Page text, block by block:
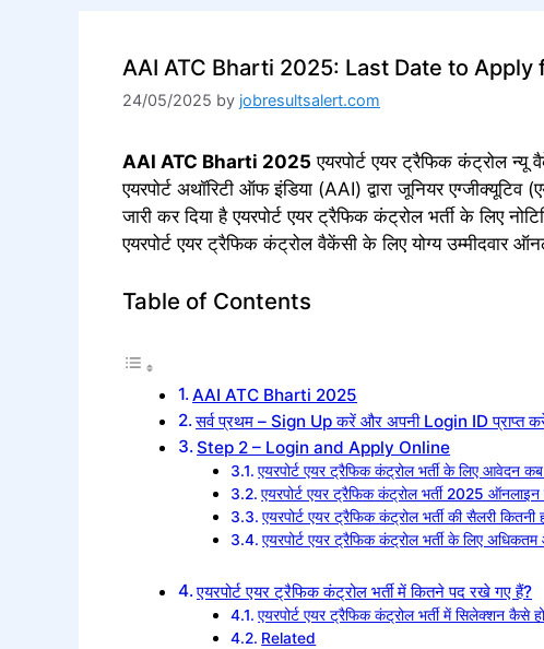
AAI ATC Bharti 2025: Last Date to
24/05/2025 by jobresultsalert.com
AAI ATC Bharti 2025 एयरपोर्ट एयर ट्रैफिक कंट्रोल न्यू
एयरपोर्ट अथॉरिटी ऑफ इंडिया (AAI) द्वारा जूनियर
जारी कर दिया है एयरपोर्ट एयर ट्रैफिक कंट्रोल भर्ती के लिए
एयरपोर्ट एयर ट्रैफिक कंट्रोल वैकेंसी के लिए योग्य
Table of Contents
AAI ATC Bharti 2025
सर्व प्रथम – Sign Up करें और अपनी Login ID प्राप्त
Step 2 – Login and Apply Online
एयरपोर्ट एयर ट्रैफिक कंट्रोल भर्ती के लिए आवेदन
एयरपोर्ट एयर ट्रैफिक कंट्रोल भर्ती 2025
एयरपोर्ट एयर ट्रैफिक कंट्रोल भर्ती की सैलरी कितनी
एयरपोर्ट एयर ट्रैफिक कंट्रोल भर्ती के लिए
एयरपोर्ट एयर ट्रैफिक कंट्रोल भर्ती में कितने पद रखे गए हैं?
एयरपोर्ट एयर ट्रैफिक कंट्रोल भर्ती में सिलेक्शन कैसे
Related